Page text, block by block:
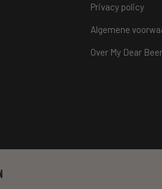
Privacy policy
Algemene
Over My Dear Beer